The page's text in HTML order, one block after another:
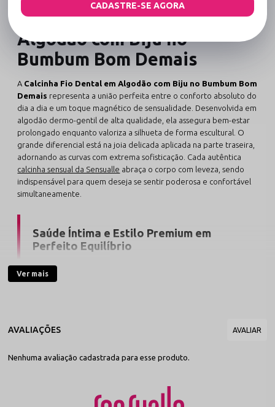
Calcinha Fio Dental em
Algodão com Biju no
Bumbum Bom Demais
A Calcinha Fio Dental em Algodão com Biju no Bumbum Bom
Demais representa a união perfeita entre o conforto absoluto do
dia a dia e um toque magnético de sensualidade. Desenvolvida em
algodão dermo-gentil de alta qualidade, ela assegura bem-estar
prolongado enquanto valoriza a silhueta de forma escultural. O
grande diferencial está na joia delicada aplicada na parte traseira,
adornando as curvas com extrema sofisticação. Cada autêntica
calcinha sensual da Sensualle abraça o corpo com leveza, sendo
indispensável para quem deseja se sentir poderosa e confortável
simultaneamente.
Saúde Íntima e Estilo Premium em
Perfeito Equilíbrio
mais recomendada por especialistas para manter a
ideal tanto para surpreender em noites especiais quanto
para rechear sua rotina de auto-estima.
uma adaptação anatômica primorosa ao quadril, evitando
marcações indesejadas sob as roupas. O acessório metálico
Ver mais
Nenhuma avaliação cadastrada para esse produto.
CADASTRE-SE AGORA